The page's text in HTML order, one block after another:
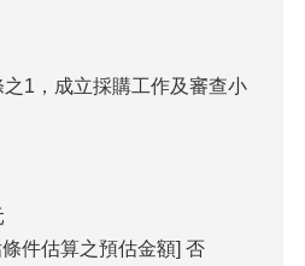
1，成立採購工作及審查小
件估算之預估金額] 否